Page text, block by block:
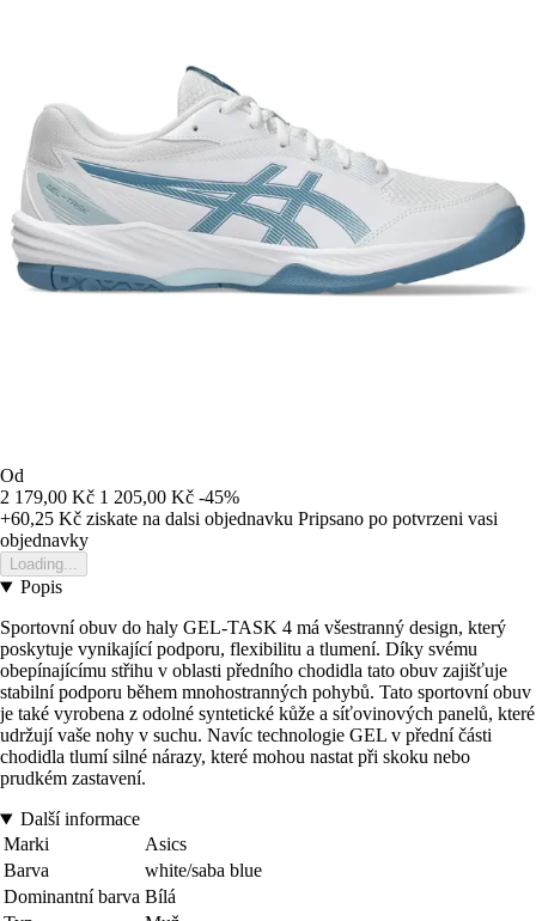
Od
2 179,00 Kč 1 205,00 Kč -45%
+60,25 Kč ziskate na dalsi objednavku Pripsano po potvrzeni vasi
objednavky
Loading...
Popis
Sportovní obuv do haly GEL-TASK 4 má všestranný design, který
poskytuje vynikající podporu, flexibilitu a tlumení. Díky svému
obepínajícímu střihu v oblasti předního chodidla tato obuv zajišťuje
stabilní podporu během mnohostranných pohybů. Tato sportovní obuv
je také vyrobena z odolné syntetické kůže a síťovinových panelů, které
udržují vaše nohy v suchu. Navíc technologie GEL v přední části
chodidla tlumí silné nárazy, které mohou nastat při skoku nebo
prudkém zastavení.
Další informace
Marki
Asics
Barva
white/saba blue
Dominantní barva Bílá